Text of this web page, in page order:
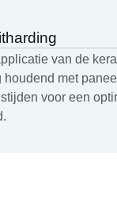
van de
met
voor een